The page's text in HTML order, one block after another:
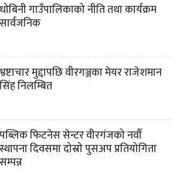
धोबिनी गाउँपालिकाको नीति तथा कार्यक्रम
सार्वजनिक
भ्रष्टाचार मुद्दापछि वीरगञ्जका मेयर राजेशमान
सिंह निलम्बित
पब्लिक फिटनेस सेन्टर वीरगंजको नवौँ
स्थापना दिवसमा दोस्रो पुसअप प्रतियोगिता
सम्पन्न